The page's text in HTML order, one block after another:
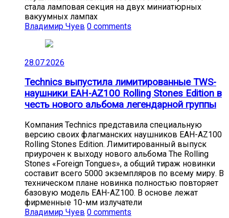
стала ламповая секция на двух миниатюрных
вакуумных лампах
Владимир Чуев 0 comments
28.07.2026
Technics выпустила лимитированные TWS-
наушники EAH-AZ100 Rolling Stones Edition в
честь нового альбома легендарной группы
Компания Technics представила специальную
версию своих флагманских наушников EAH-AZ100
Rolling Stones Edition. Лимитированный выпуск
приурочен к выходу нового альбома The Rolling
Stones «Foreign Tongues», а общий тираж новинки
составит всего 5000 экземпляров по всему миру. В
техническом плане новинка полностью повторяет
базовую модель EAH-AZ100. В основе лежат
фирменные 10-мм излучатели
Владимир Чуев 0 comments